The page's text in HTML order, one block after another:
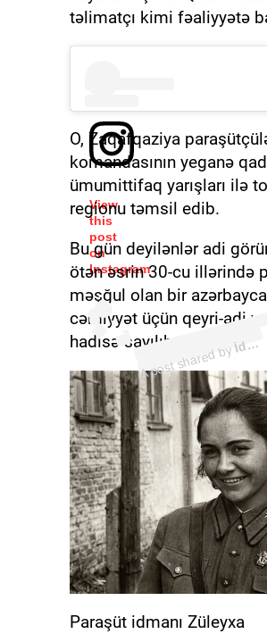
təlimatçı kimi fəaliyyətə
View
this
post
on
Instagram
A post shared byd
Biz
O, Zaqafqaziya
komandasının yeganə
ümumittifaq yarışları ilə
regionu təmsil edib.
Bu gün deyilənlər adi
ötən əsrin 30-cu illərində
məşğul olan bir
cəmiyyət üçün qeyri-adi
hadisə sayılıb.
Paraşüt idmanı Züleyxa